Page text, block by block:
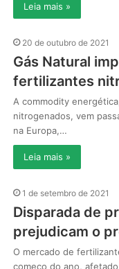
Leia mais »
20 de outubro de 2021
Gás Natural
fertilizantes
A commodity
nitrogenados, vem
na Europa,…
Leia mais »
1 de setembro de 2021
Disparada de
prejudicam o
O mercado de
começo do ano,